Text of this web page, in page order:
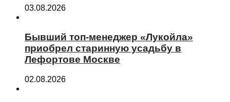
03.08.2026
Бывший топ-менеджер «Лукойла»
приобрел старинную усадьбу в
Лефортове Москве
02.08.2026